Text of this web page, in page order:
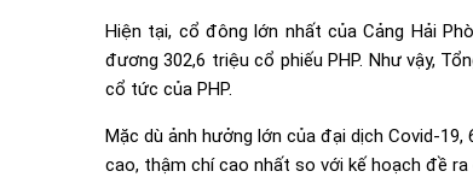
Hiện tại, cổ đông lớn nhất của Cảng Hải
đương 302,6 triệu cổ phiếu PHP. Như vậy,
cổ tức của PHP.
Mặc dù ảnh hưởng lớn của đại dịch Covid-
cao, thậm chí cao nhất so với kế hoạch đề